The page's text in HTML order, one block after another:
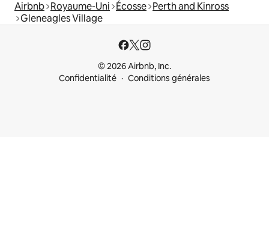
Airbnb Royaume-Uni Écosse Perth and Kinross
Gleneagles Village
© 2026 Airbnb, Inc.
Confidentialité
Conditions générales